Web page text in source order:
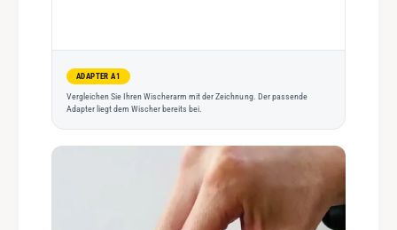
ADAPTER A1
Vergleichen Sie Ihren Wischerarm mit der Zeichnung. Der passende
Adapter liegt dem Wischer bereits bei.